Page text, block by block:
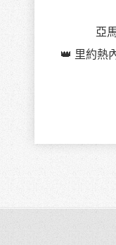
亞
👑 里約熱